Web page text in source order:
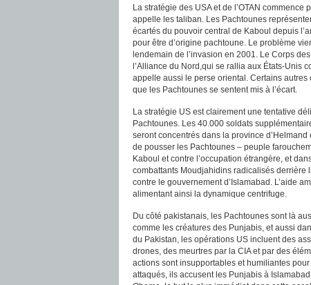
La stratégie des USA et de l’OTAN
appelle les taliban. Les Pachtounes
écartés du pouvoir central de Kaboul depuis
pour être d’origine pachtoune. Le problème
lendemain de l’invasion en 2001. Le Corps
l’Alliance du Nord,qui se rallia aux États-Unis
appelle aussi le perse oriental. Certains
que les Pachtounes se sentent mis à l’écart.
La stratégie US est clairement une tentative
Pachtounes. Les 40.000 soldats
seront concentrés dans la province
de pousser les Pachtounes – peuple
Kaboul et contre l’occupation étrangère, et
combattants Moudjahidins radicalisés derrière
contre le gouvernement d’Islamabad. L’aide
alimentant ainsi la dynamique centrifuge.
Du côté pakistanais, les Pachtounes sont là
comme les créatures des Punjabis, et aussi
du Pakistan, les opérations US incluent des
drones, des meurtres par la CIA et par des
actions sont insupportables et humiliantes
attaqués, ils accusent les Punjabis à